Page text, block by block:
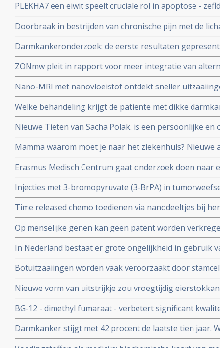
PLEKHA7 een eiwit speelt cruciale rol in apoptose -
Onderzoekers aan de Mayo Clinic ontdekken dat
tumoren kan voorkomen.
Doorbraak in bestrijden van chronische pijn met de
ontstekingsremmende stof palmitoylethanolamide
Darmkankeronderzoek: de eerste resultaten
afwijkends gevonden
ZONmw pleit in rapport voor meer integratie van
aanvullende middelen en behandelingen in de
Nano-MRI met nanovloeistof ontdekt sneller
behandeling van kanker sneller doen starten of juist
nodig zijn.
Welke behandeling krijgt de patiente met dikke
van vanavond 8 oktober 2013?
Nieuwe Tieten van Sacha Polak. is een persoonlijke
over wel of niet preventief haar borsten te laten
van het BRCA-1 gen
Mamma waarom moet je naar het ziekenhuis?
peuters en kinderen die een ouder met kanker
Kankerspoken.
Erasmus Medisch Centrum gaat onderzoek doen naar
kanker als aanvulling op chemo of bestraling
Injecties met 3-bromopyruvate (3-BrPA) in
operatie en chemo bij borstkanker..Deze antiglycolitic
proces in kankercel en leidt tot natuurlijke celdood
Time released chemo toedienen via nanodeeltjes bij
multiforme, verdubbelt overlevingstijd in dierstudies
Op menselijke genen kan geen patent worden
Hooggerechtshof in de Verenigde Staten. Op
echter wel.
In Nederland bestaat er grote ongelijkheid in gebruik
behandelingen voor kankerpatienten, aldus prof. dr.
Botuitzaaiingen worden vaak veroorzaakt door
ontdekken wetenschappers.
Nieuwe vorm van uitstrijkje zou vroegtijdig
baarmoederhalskanker ontdekken, beweren
BG-12 - dimethyl fumaraat - verbetert significant
klachten van bepaalde vorm van MS - multiple sclerose
MS), aldus meta analyse van fase III studies.
Darmkanker stijgt met 42 procent de laatste tien jaar.
Fonds start groot internationaal onderzoek naar